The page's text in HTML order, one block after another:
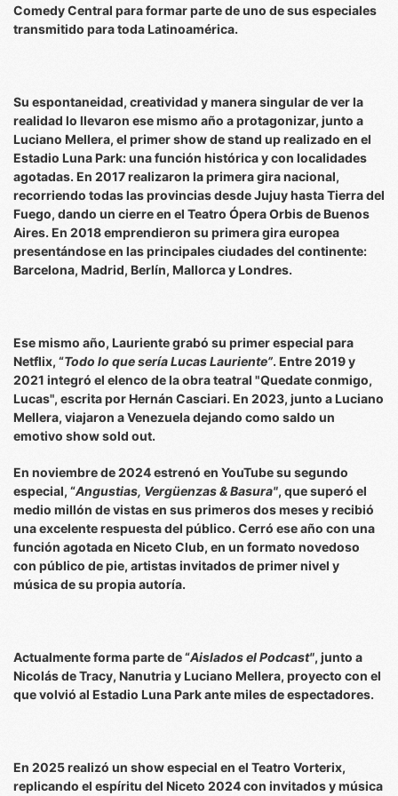
Comedy Central para formar parte de uno de sus especiales
transmitido para toda Latinoamérica.
Su espontaneidad, creatividad y manera singular de ver la
realidad lo llevaron ese mismo año a protagonizar, junto a
Luciano Mellera, el primer show de stand up realizado en el
Estadio Luna Park: una función histórica y con localidades
agotadas. En 2017 realizaron la primera gira nacional,
recorriendo todas las provincias desde Jujuy hasta Tierra del
Fuego, dando un cierre en el Teatro Ópera Orbis de Buenos
Aires. En 2018 emprendieron su primera gira europea
presentándose en las principales ciudades del continente:
Barcelona, Madrid, Berlín, Mallorca y Londres.
Ese mismo año, Lauriente grabó su primer especial para
Netflix, “Todo lo que sería Lucas Lauriente”. Entre 2019 y
2021 integró el elenco de la obra teatral "Quedate conmigo,
Lucas", escrita por Hernán Casciari. En 2023, junto a Luciano
Mellera, viajaron a Venezuela dejando como saldo un
emotivo show sold out.
En noviembre de 2024 estrenó en YouTube su segundo
especial, “Angustias, Vergüenzas & Basura", que superó el
medio millón de vistas en sus primeros dos meses y recibió
una excelente respuesta del público. Cerró ese año con una
función agotada en Niceto Club, en un formato novedoso
con público de pie, artistas invitados de primer nivel y
música de su propia autoría.
Actualmente forma parte de “Aislados el Podcast", junto a
Nicolás de Tracy, Nanutria y Luciano Mellera, proyecto con el
que volvió al Estadio Luna Park ante miles de espectadores.
En 2025 realizó un show especial en el Teatro Vorterix,
replicando el espíritu del Niceto 2024 con invitados y música